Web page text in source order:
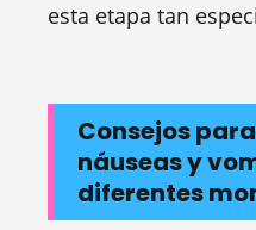
esta etapa tan
Consejos
náuseas y
diferentes